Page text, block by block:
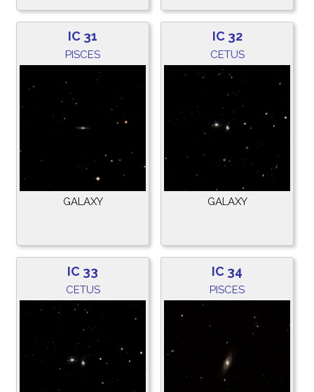
IC 31
PISCES
GALAXY
IC 32
CETUS
GALAXY
IC 33
CETUS
IC 34
PISCES